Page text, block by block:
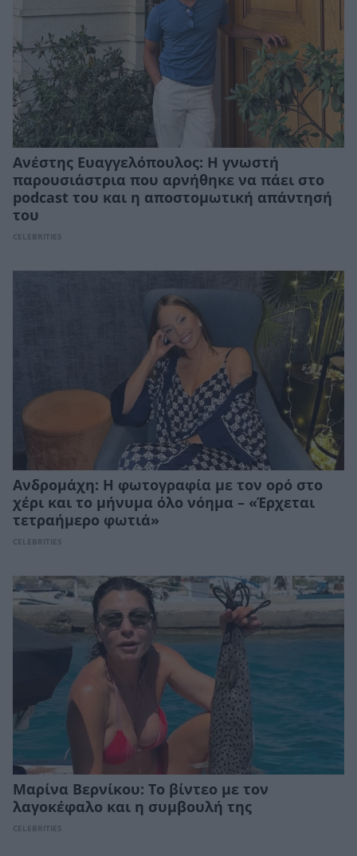
Ανέστης Ευαγγελόπουλος: Η γνωστή
παρουσιάστρια που αρνήθηκε να πάει στο
podcast του και η αποστομωτική απάντησή
του
CELEBRITIES
Ανδρομάχη: Η φωτογραφία με τον ορό στο
χέρι και το μήνυμα όλο νόημα – «Έρχεται
τετραήμερο φωτιά»
CELEBRITIES
Μαρίνα Βερνίκου: Το βίντεο με τον
λαγοκέφαλο και η συμβουλή της
CELEBRITIES